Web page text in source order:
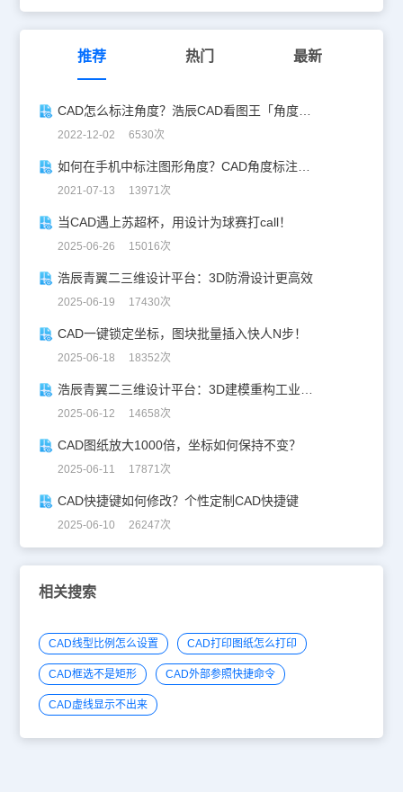
推荐 热门 最新
CAD怎么标注角度？浩辰CAD看图王「角度标注」技巧！
2022-12-02 6530次
如何在手机中标注图形角度？CAD角度标注教程
2021-07-13 13971次
当CAD遇上苏超杯，用设计为球赛打call！
2025-06-26 15016次
浩辰青翼二三维设计平台：3D防滑设计更高效
2025-06-19 17430次
CAD一键锁定坐标，图块批量插入快人N步！
2025-06-18 18352次
2025-06-12 14658次
CAD图纸放大1000倍，坐标如何保持不变？
2025-06-11 17871次
CAD快捷键如何修改？个性定制CAD快捷键
2025-06-10 26247次
相关搜索
CAD线型比例怎么设置 CAD打印图纸怎么打印
CAD框选不是矩形 CAD外部参照快捷命令
CAD虚线显示不出来